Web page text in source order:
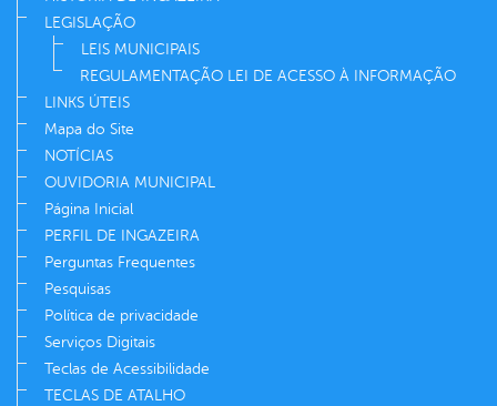
LEGISLAÇÃO
LEIS MUNICIPAIS
REGULAMENTAÇÃO LEI DE ACESSO À INFORMAÇÃO
LINKS ÚTEIS
Mapa do Site
NOTÍCIAS
OUVIDORIA MUNICIPAL
Página Inicial
PERFIL DE INGAZEIRA
Perguntas Frequentes
Pesquisas
Política de privacidade
Serviços Digitais
Teclas de Acessibilidade
TECLAS DE ATALHO